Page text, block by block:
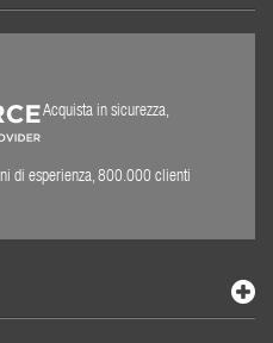
Acquista in sicurezza,
di esperienza, 800.000 clienti